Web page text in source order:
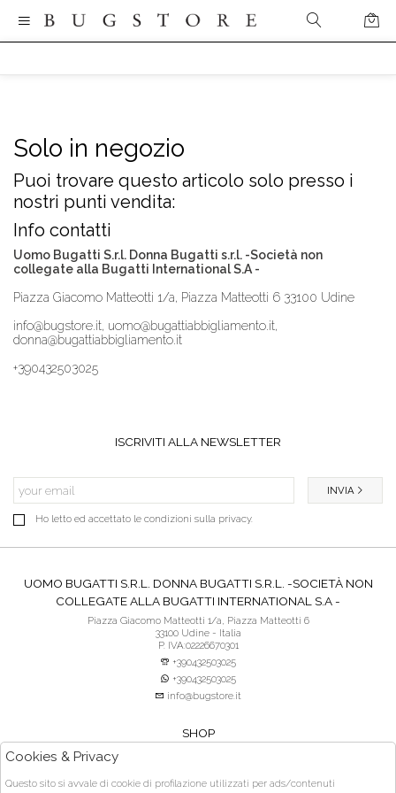
Solo in negozio
Puoi trovare questo articolo solo presso i
nostri punti vendita:
Info contatti
Uomo Bugatti S.r.l. Donna Bugatti s.r.l. -Società non
collegate alla Bugatti International S.A -
Piazza Giacomo Matteotti 1/a, Piazza Matteotti 6 33100 Udine
info@bugstore.it, uomo@bugattiabbigliamento.it,
donna@bugattiabbigliamento.it
+390432503025
ISCRIVITI ALLA NEWSLETTER
Ho letto ed accettato le condizioni sulla privacy.
INVIA
UOMO BUGATTI S.R.L. DONNA BUGATTI S.R.L. -SOCIETÀ NON
COLLEGATE ALLA BUGATTI INTERNATIONAL S.A -
Piazza Giacomo Matteotti 1/a, Piazza Matteotti 6
33100 Udine - Italia
P. IVA:02226670301
+390432503025
+390432503025
info@bugstore.it
SHOP
ACQUISTO SICURO
Cookies & Privacy
Questo sito si avvale di cookie di profilazione utilizzati per ads/contenuti